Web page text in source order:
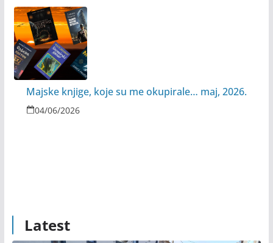
Majske knjige, koje su me okupirale… maj, 2026.
04/06/2026
Latest